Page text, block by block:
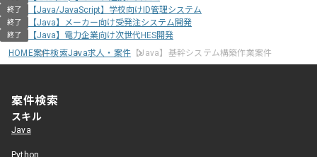
終了 【Java/JavaScript】学校向けID管理システム
終了 【Java】メーカー向け受発注システム開発
終了
【Java】電力企業向け次世代HES開発
HOME案件検索Java求人・案件 【Java】基幹システム構築作業案件
案件検索
スキル
Java
Python